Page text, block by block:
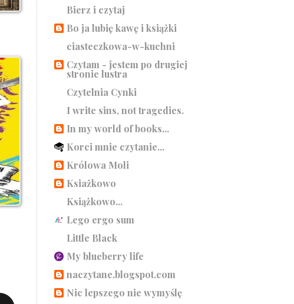
Bierz i czytaj
Bo ja lubię kawę i książki
ciasteczkowa-w-kuchni
Czytam - jestem po drugiej
stronie lustra
Czytelnia Cynki
I write sins, not tragedies.
In my world of books...
Korci mnie czytanie...
Królowa Moli
Ksiażkowo
Książkowo...
Lego ergo sum
Little Black
My blueberry life
naczytane.blogspot.com
Nic lepszego nie wymyślę